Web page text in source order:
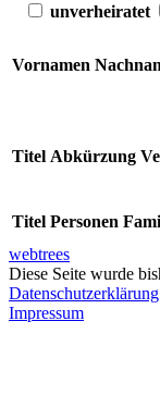
unverheiratet
Vornamen
Titel Abkürzung
Titel Personen
webtrees
Diese Seite wurde
Datenschutzerklärung
Impressum